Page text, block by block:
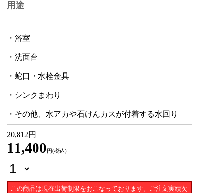
用途
・浴室
・洗面台
・蛇口・水栓金具
・シンクまわり
・その他、水アカや石けんカスが付着する水回り
20,812円
11,400 円(税込)
この商品は現在出荷制限をおこなっております。ご注文実績次